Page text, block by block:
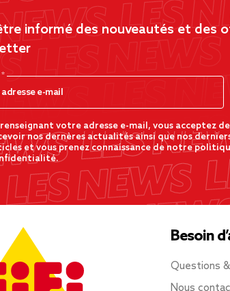
informé des nouveautés et des
renseignant votre adresse e-mail, vous acceptez de
nos dernères actualités ainsi que nos
et vous prenez connaissance de notre
Besoin
Questions
Nous